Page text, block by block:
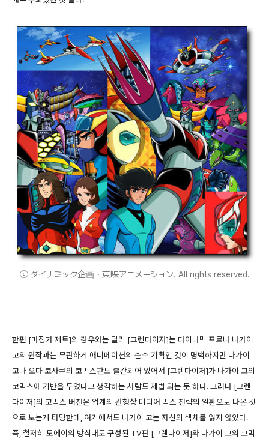
ⓒ ダイナミック企画・東映アニメーション. All rights reserved.
한편 [마징가 제트]의 경우와는 달리 [그렌다이저]는 다이나믹 프로나 나가이
고의 원작과는 무관하게 애니메이션의 순수 기획인 것이 명백하지만 나가이
고나 오다 코사쿠의 코믹스판도 출간되어 있어서 [그렌다이저]가 나가이 고의
코믹스에 기반을 두었다고 생각하는 사람도 제법 되는 듯 하다. 그러나 [그렌
다이저]의 코믹스 버전은 업계의 관행상 미디어 믹스 전략의 일환으로 나온 것
으로 보는게 타당한데, 여기에서도 나가이 고는 자신의 색체를 잃지 않았다.
즉, 철저히 도에이의 방식대로 구성된 TV판 [그렌다이저]와 나가이 고의 코믹